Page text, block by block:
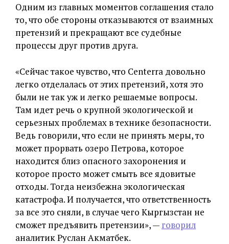
Одним из главных моментов соглашения стало
то, что обе стороны отказываются от взаимных
претензий и прекращают все судебные
процессы друг против друга.
«Сейчас такое чувство, что Centerra довольно
легко отделалась от этих претензий, хотя это
были не так уж и легко решаемые вопросы.
Там идет речь о крупной экологической и
серьезных проблемах в технике безопасности.
Ведь говорили, что если не принять меры, то
может прорвать озеро Петрова, которое
находится близ опасного захоронения и
которое просто может смыть все ядовитые
отходы. Тогда неизбежна экологическая
катастрофа. И получается, что ответственность
за все это сняли, в случае чего Кыргызстан не
сможет предъявить претензии», — говорил
аналитик Руслан Акматбек.